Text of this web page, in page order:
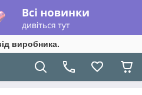
виробника.